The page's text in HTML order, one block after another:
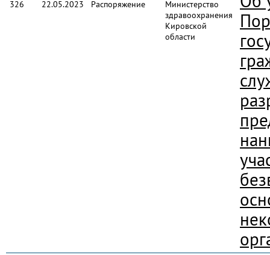
326 22.05.2023 Распоряжение
Министерство
здравоохранения
Кировской
области